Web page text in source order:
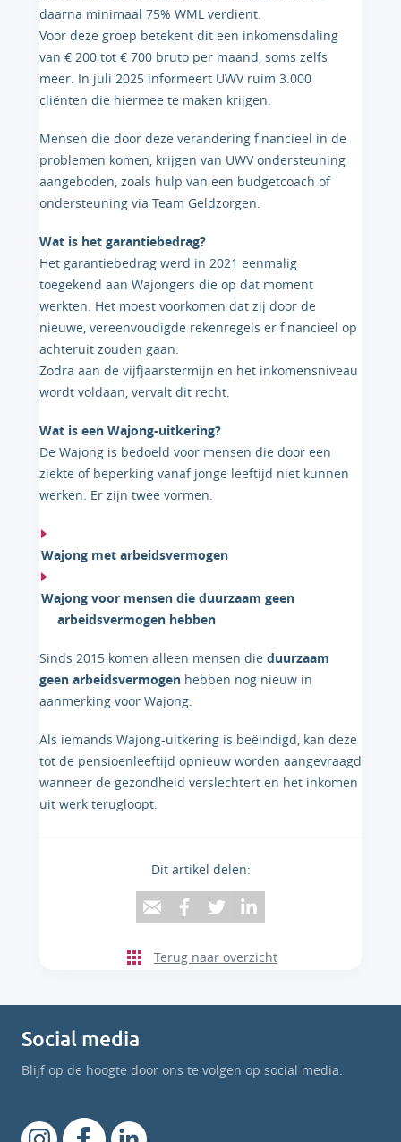
daarna minimaal 75% WML verdient.
Voor deze groep betekent dit een inkomensdaling
van € 200 tot € 700 bruto per maand, soms zelfs
meer. In juli 2025 informeert UWV ruim 3.000
cliënten die hiermee te maken krijgen.
Mensen die door deze verandering financieel in de
problemen komen, krijgen van UWV ondersteuning
aangeboden, zoals hulp van een budgetcoach of
ondersteuning via Team Geldzorgen.
Wat is het garantiebedrag?
Het garantiebedrag werd in 2021 eenmalig
toegekend aan Wajongers die op dat moment
werkten. Het moest voorkomen dat zij door de
nieuwe, vereenvoudigde rekenregels er financieel op
achteruit zouden gaan.
Zodra aan de vijfjaarstermijn en het inkomensniveau
wordt voldaan, vervalt dit recht.
Wat is een Wajong-uitkering?
De Wajong is bedoeld voor mensen die door een
ziekte of beperking vanaf jonge leeftijd niet kunnen
werken. Er zijn twee vormen:
Wajong met arbeidsvermogen
Wajong voor mensen die duurzaam geen
arbeidsvermogen hebben
Sinds 2015 komen alleen mensen die duurzaam
geen arbeidsvermogen hebben nog nieuw in
aanmerking voor Wajong.
Als iemands Wajong-uitkering is beëindigd, kan deze
tot de pensioenleeftijd opnieuw worden aangevraagd
wanneer de gezondheid verslechtert en het inkomen
uit werk terugloopt.
Dit artikel delen:
Terug naar overzicht
Social media
Blijf op de hoogte door ons te volgen op social media.